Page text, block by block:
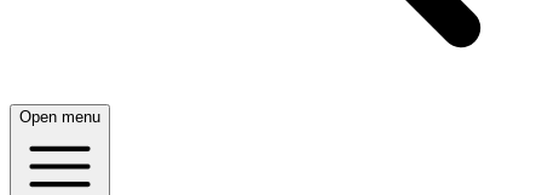
Open menu